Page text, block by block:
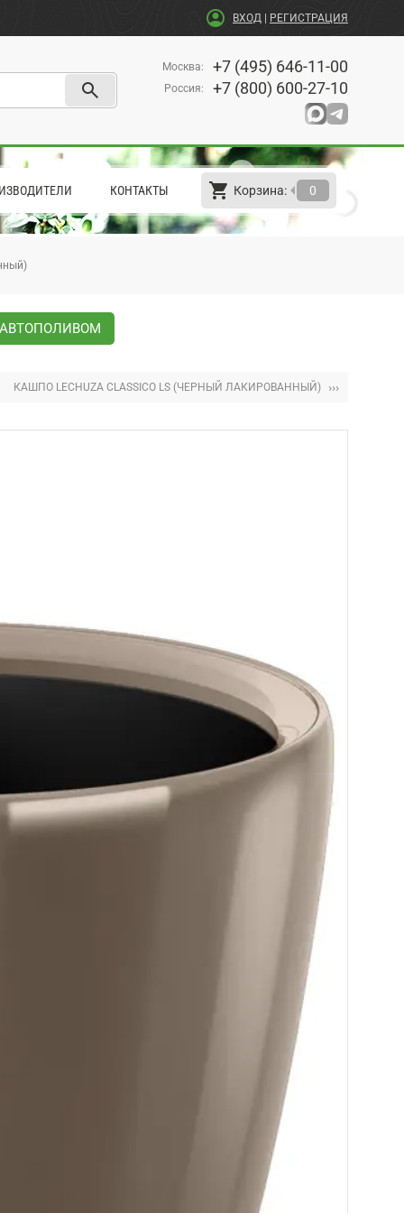
account_circle ВХОД РЕГИСТРАЦИЯ
search
Москва: +7 (495) 646-11-00
Россия: +7 (800) 600-27-10
КОНТАКТЫ shopping_cart Корзина: 0
arrow_left
АВТОПОЛИВОМ
КАШПО LECHUZA CLASSICO LS (ЧЕРНЫЙ ЛАКИРОВАННЫЙ) ›››